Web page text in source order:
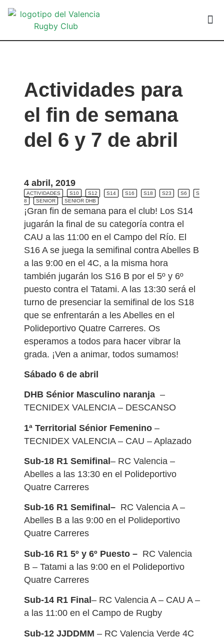
Actividades para
el fin de semana
del 6 y 7 de abril
4 abril, 2019
ACTIVIDADES S10 S12 S14 S16 S18 S23 S6
S
8
SENIOR SENIOR DHB
¡Gran fin de semana para el club! Los S14
jugarán la final de su categoría contra el
CAU a las 11:00 en el Campo del Río. El
S16 A se juega la semifinal contra Abelles B
a las 9:00 en el 4C, a la misma hora
también jugarán los S16 B por el 5º y 6º
puesto contra el Tatami. A las 13:30 será el
turno de presenciar la semifinal de los S18
que se enfrentarán a les Abelles en el
Polideportivo Quatre Carreres. Os
esperamos a todos para hacer vibrar la
grada. ¡Ven a animar, todos sumamos!
Sábado 6 de abril
DHB Sénior Masculino naranja –
TECNIDEX VALENCIA – DESCANSO
1ª Territorial Sénior Femenino –
TECNIDEX VALENCIA – CAU – Aplazado
Sub-18 R1 Semifinal – RC Valencia –
Abelles a las 13:30 en el Polideportivo
Quatre Carreres
Sub-16 R1 Semifinal– RC Valencia A –
Abelles B a las 9:00 en el Polideportivo
Quatre Carreres
Sub-16 R1 5º y 6º Puesto – RC Valencia
B – Tatami a las 9:00 en el Polideportivo
Quatre Carreres
Sub-14 R1 Final – RC Valencia A – CAU A –
a las 11:00 en el Campo de Rugby
Sub-12 JJDDMM – RC Valencia Verde 4C